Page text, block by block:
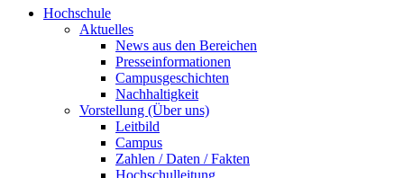
Hochschule
Aktuelles
News aus den Bereichen
Presseinformationen
Campusgeschichten
Nachhaltigkeit
Vorstellung (Über uns)
Leitbild
Campus
Zahlen / Daten / Fakten
Hochschulleitung